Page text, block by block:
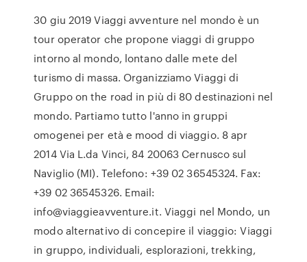
30 giu 2019 Viaggi avventure nel mondo è un
tour operator che propone viaggi di gruppo
intorno al mondo, lontano dalle mete del
turismo di massa. Organizziamo Viaggi di
Gruppo on the road in più di 80 destinazioni nel
mondo. Partiamo tutto l'anno in gruppi
omogenei per età e mood di viaggio. 8 apr
2014 Via L.da Vinci, 84 20063 Cernusco sul
Naviglio (MI). Telefono: +39 02 36545324. Fax:
+39 02 36545326. Email:
info@viaggieavventure.it. Viaggi nel Mondo, un
modo alternativo di concepire il viaggio: Viaggi
in gruppo, individuali, esplorazioni, trekking,